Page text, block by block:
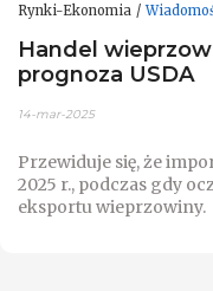
Rynki-Ekonomia
Handel
prognoza USDA
14-mar-2025
Przewiduje się, że
2025 r., podczas gdy
eksportu wieprzowiny.